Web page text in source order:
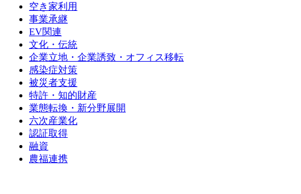
空き家利用
事業承継
EV関連
文化・伝統
企業立地・企業誘致・オフィス移転
感染症対策
被災者支援
特許・知的財産
業態転換・新分野展開
六次産業化
認証取得
融資
農福連携